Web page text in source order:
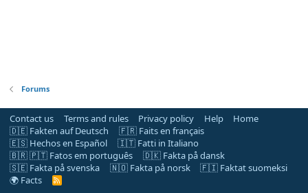
Forums
Contact us Terms and rules Privacy policy Help
Home
🇩🇪 Fakten auf Deutsch
🇫🇷 Faits en français
🇪🇸 Hechos en Español
🇮🇹 Fatti in Italiano
🇧🇷 🇵🇹 Fatos em português
🇩🇰 Fakta på dansk
🇸🇪 Fakta på svenska
🇳🇴 Fakta på norsk
🇫🇮 Faktat suomeksi
🌍 Facts
R